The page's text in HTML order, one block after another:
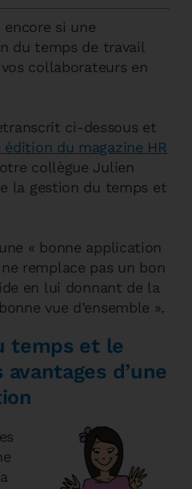
encore si une
du temps de travail
collaborateurs en
ci-dessous et
édition du magazine HR
collègue Julien
la gestion du temps et
« bonne application
remplace pas un bon
en lui donnant de la
vue d’ensemble ».
temps et le
d’une